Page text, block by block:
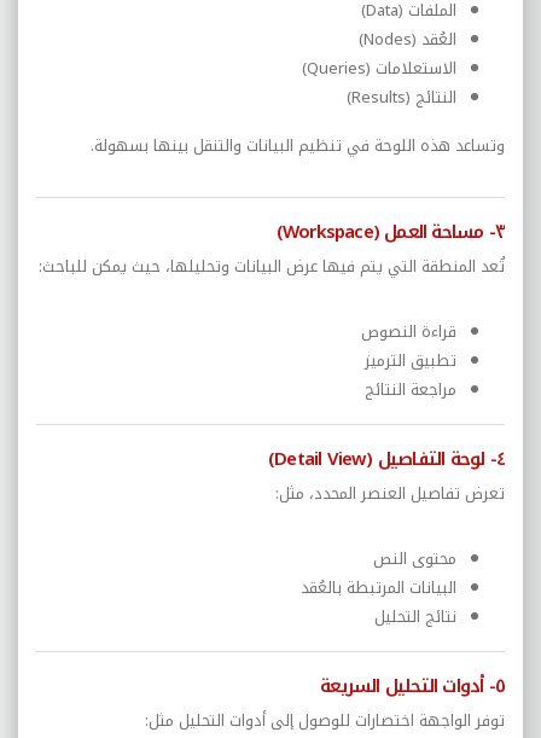
الملفات (Data)
العُقد (Nodes)
الاستعلامات (Queries)
النتائج (Results)
وتساعد هذه اللوحة في تنظيم البيانات والتنقل بينها بسهولة.
٣- مساحة العمل (Workspace)
تُعد المنطقة التي يتم فيها عرض البيانات وتحليلها، حيث يمكن للباحث:
قراءة النصوص
تطبيق الترميز
مراجعة النتائج
٤- لوحة التفاصيل (Detail View)
تعرض تفاصيل العنصر المحدد، مثل:
محتوى النص
البيانات المرتبطة بالعُقد
نتائج التحليل
٥- أدوات التحليل السريعة
توفر الواجهة اختصارات للوصول إلى أدوات التحليل مثل: